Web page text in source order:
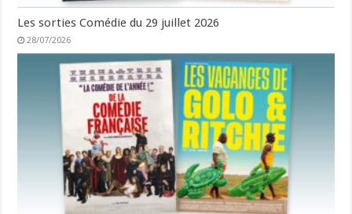
Les sorties Comédie du 29 juillet 2026
28/07/2026